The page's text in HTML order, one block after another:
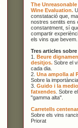
The
Wine Evaluation.
constatació que,
nostres sentits ens
constantment, sí
compartir
els vins que bevem.
Tres articles
1. Beure
desitjos. Sobre el
cada dia.
2. Una ampolla al
Sobre la
3. Guido i la
fatxendes . Sobre
"gamma alta".
Carretells
Sobre els vins
Priorat